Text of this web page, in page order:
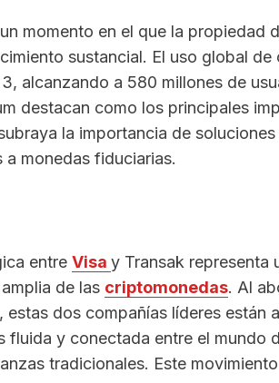
momento en el que la propiedad
sustancial. El uso global
alcanzando a 580 millones de
destacan como los principales
la importancia de
monedas fiduciarias.
entre Visa y Transak representa
de las criptomonedas. Al
dos compañías líderes están
fluida y conectada entre el mundo
tradicionales. Este